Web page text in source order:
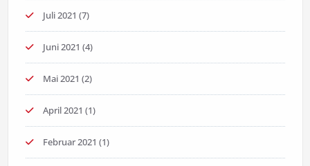
Juli 2021 (7)
Juni 2021 (4)
Mai 2021 (2)
April 2021 (1)
Februar 2021 (1)